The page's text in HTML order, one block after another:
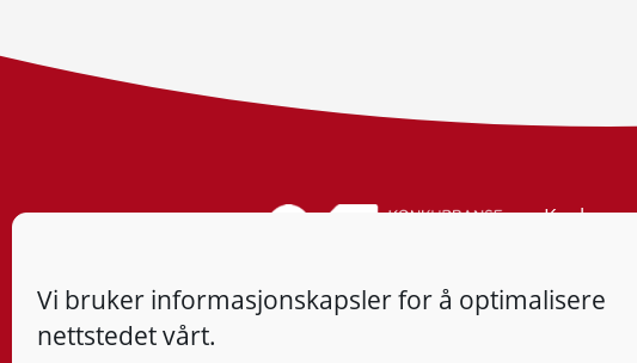
Vi bruker informasjonskapsler for å optimalisere
nettstedet vårt.
Org.nr: